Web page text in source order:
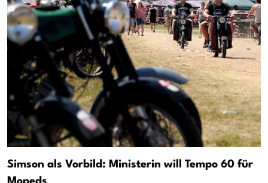
Simson als Vorbild: Ministerin will Tempo 60 für